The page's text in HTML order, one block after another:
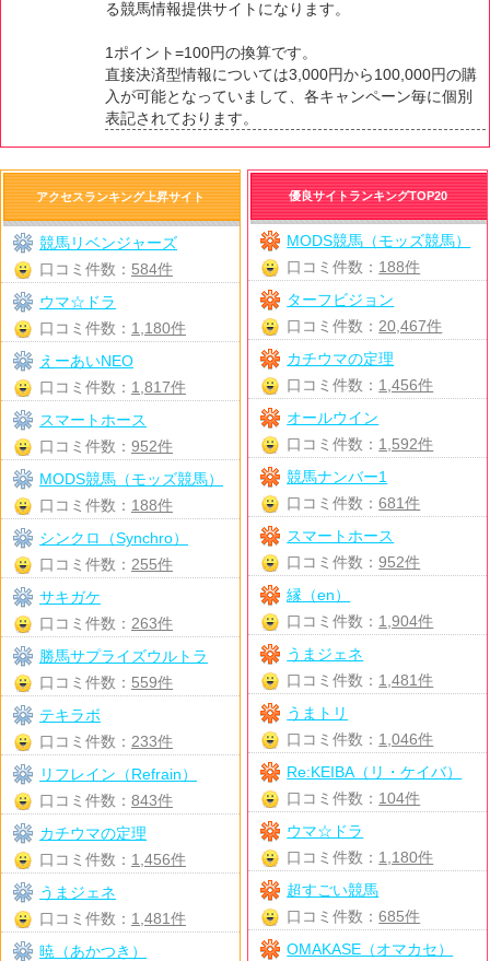
る競馬情報提供サイトになります。
1ポイント=100円の換算です。
直接決済型情報については3,000円から100,000円の購
入が可能となっていまして、各キャンペーン毎に個別
表記されております。
優良サイトランキングTOP20
MODS競馬（モッズ競馬）
口コミ件数： 188件
ターフビジョン
口コミ件数： 20,467件
カチウマの定理
口コミ件数： 1,456件
オールウイン
口コミ件数： 1,592件
競馬ナンバー1
口コミ件数：681件
スマートホース
口コミ件数：952件
縁（en）
口コミ件数： 1,904件
うまジェネ
口コミ件数： 1,481件
うまトリ
口コミ件数： 1,046件
Re:KEIBA（リ・ケイバ）
口コミ件数： 104件
ウマ☆ドラ
口コミ件数： 1,180件
超すごい競馬
口コミ件数：685件
OMAKASE（オマカセ）
アクセスランキング上昇サイト
競馬リベンジャーズ
口コミ件数： 584件
ウマ☆ドラ
口コミ件数： 1,180件
えーあいNEO
口コミ件数： 1,817件
スマートホース
口コミ件数： 952件
MODS競馬（モッズ競馬）
口コミ件数： 188件
シンクロ（Synchro）
口コミ件数： 255件
サキガケ
口コミ件数： 263件
勝馬サプライズウルトラ
口コミ件数： 559件
テキラボ
口コミ件数： 233件
リフレイン（Refrain）
口コミ件数： 843件
カチウマの定理
口コミ件数： 1,456件
うまジェネ
口コミ件数： 1,481件
暁（あかつき）